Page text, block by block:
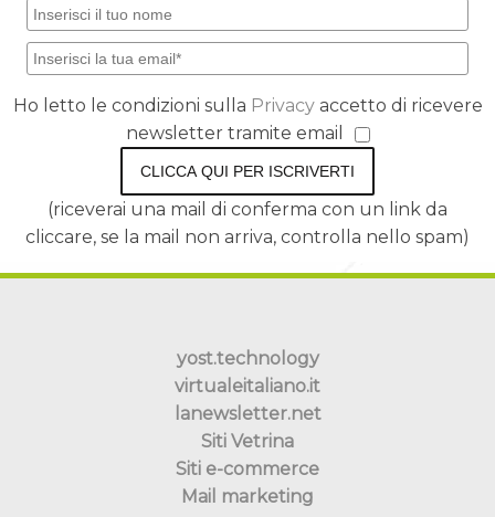
Ho letto le condizioni sulla Privacy accetto di ricevere
newsletter tramite email
CLICCA QUI PER ISCRIVERTI
(riceverai una mail di conferma con un link da
cliccare, se la mail non arriva, controlla nello spam)
yost.technology
virtualeitaliano.it
lanewsletter.net
Siti Vetrina
Siti e-commerce
Mail marketing